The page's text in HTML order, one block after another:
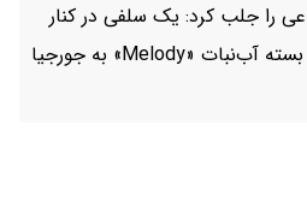
را جلب کرد: یک سلفی در کنار
کلوسئوم و هدیه دادن یک بسته آب‌نبات «Melody» به جورجیا